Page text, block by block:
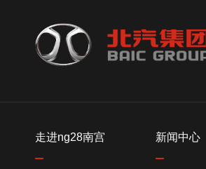
走进ng28南宫 新闻中心